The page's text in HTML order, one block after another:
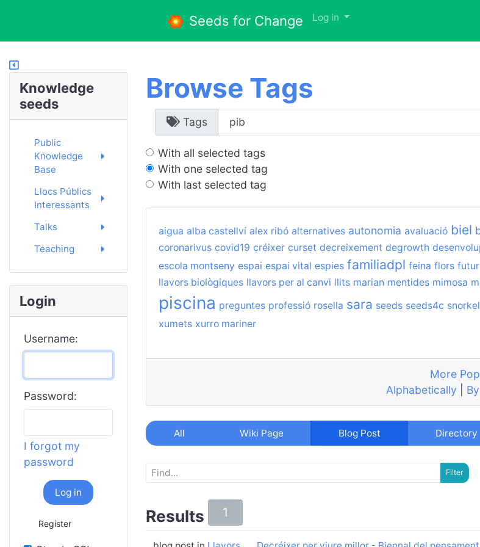
Browse Tags
Tags
With all selected tags
With one selected tag
With last selected tag
aigua alba castellví alex ribó alternatives autonomia avaluació biel
coronarivus covid19 créixer curset decreixement degrowth
escola montseny espai espai vital espies familiadpl feina flors futur
llavors biològiques llavors per al canvi llits marian mentides mimosa
piscina preguntes professió rosella sara seeds seeds4c snorkel
xumets xurro mariner
More
Alphabetically
All Wiki Page Blog Post Directory
Results 1
Knowledge
seeds
Public
Knowledge
Base
Llocs Públics
Interessants
Talks
Teaching
Login
Username:
Password:
I forgot my
password
Log in
Register
Seeds for Change Log in